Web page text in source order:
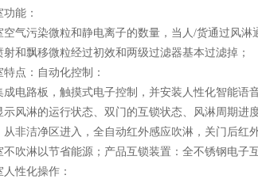
能：
污染微粒和静电离子的数量，当人/货通过风淋
和飘移微粒经过初效和两级过滤器基本过滤掉；
点：自动化控制：
路板，触摸式电子控制，并安装人性化智能语
风淋的运行状态、双门的互锁状态、风淋周期进
洁净区进入，全自动红外感应吹淋，关门后红
不吹淋以节省能源；产品互锁装置：全不锈钢电子
性化操作：